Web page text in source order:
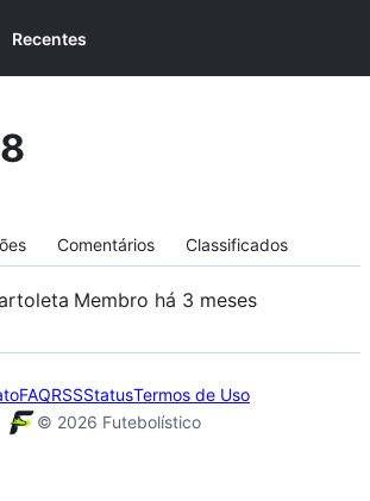
Recentes
Comentários Classificados
Membro há 3 meses
© 2026 Futebolístico
FAQRSSStatusTermos de Uso